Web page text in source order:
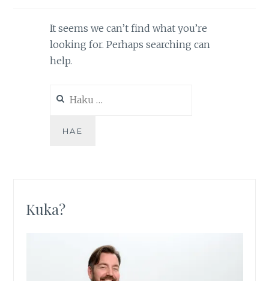
It seems we can’t find what you’re
looking for. Perhaps searching can
help.
Kuka?